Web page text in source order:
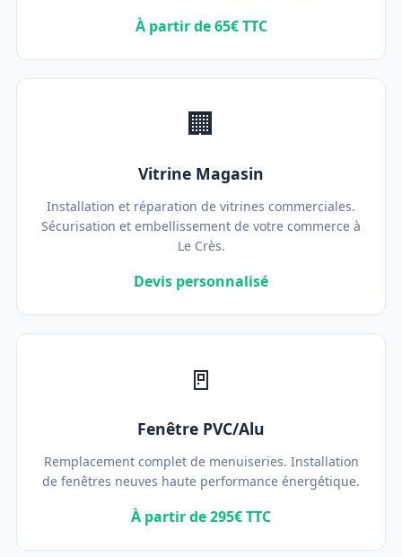
À partir de 65€ TTC
🏢
Vitrine Magasin
Installation et réparation de vitrines commerciales.
Sécurisation et embellissement de votre commerce à
Le Crès.
Devis personnalisé
🚪
Fenêtre PVC/Alu
Remplacement complet de menuiseries. Installation
de fenêtres neuves haute performance énergétique.
À partir de 295€ TTC